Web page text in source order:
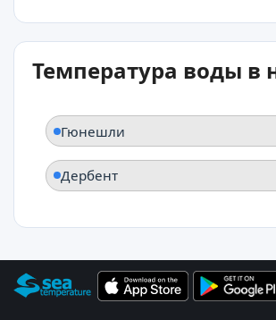
Температура воды в
Гюнешли
Дербент